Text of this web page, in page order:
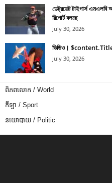
ডেট্রয়েট টাইগার্স এমএলবি
রিপোর্ট বলছে
July 30, 2026
ভিডিও।
July 30, 2026
ពិភពលោក / World
កីឡា / Sport
នយោបាយ / Politic